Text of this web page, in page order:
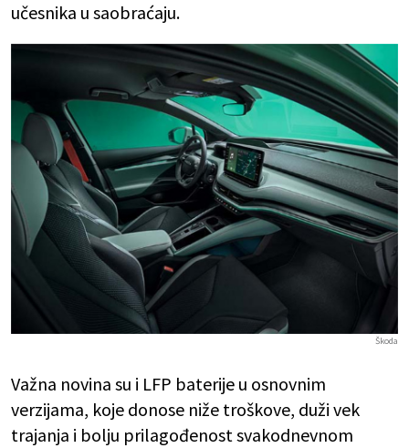
učesnika u saobraćaju.
Škoda
Važna novina su i LFP baterije u osnovnim
verzijama, koje donose niže troškove, duži vek
trajanja i bolju prilagođenost svakodnevnom